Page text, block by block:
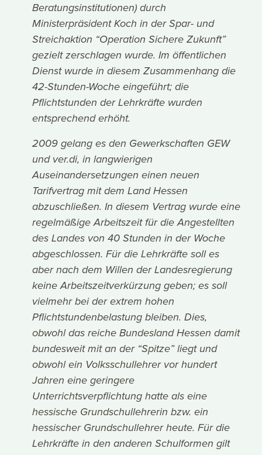
Beratungsinstitutionen) durch
Ministerpräsident Koch in der Spar- und
Streichaktion “Operation Sichere Zukunft”
gezielt zerschlagen wurde. Im öffentlichen
Dienst wurde in diesem Zusammenhang die
42-Stunden-Woche eingeführt; die
Pflichtstunden der Lehrkräfte wurden
entsprechend erhöht.
2009 gelang es den Gewerkschaften GEW
und ver.di, in langwierigen
Auseinandersetzungen einen neuen
Tarifvertrag mit dem Land Hessen
abzuschließen. In diesem Vertrag wurde eine
regelmäßige Arbeitszeit für die Angestellten
des Landes von 40 Stunden in der Woche
abgeschlossen. Für die Lehrkräfte soll es
aber nach dem Willen der Landesregierung
keine Arbeitszeitverkürzung geben; es soll
vielmehr bei der extrem hohen
Pflichtstundenbelastung bleiben. Dies,
obwohl das reiche Bundesland Hessen damit
bundesweit mit an der “Spitze” liegt und
obwohl ein Volksschullehrer vor hundert
Jahren eine geringere
Unterrichtsverpflichtung hatte als eine
hessische Grundschullehrerin bzw. ein
hessischer Grundschullehrer heute. Für die
Lehrkräfte in den anderen Schulformen gilt